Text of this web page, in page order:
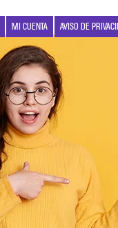
MI CUENTA AVISO DE